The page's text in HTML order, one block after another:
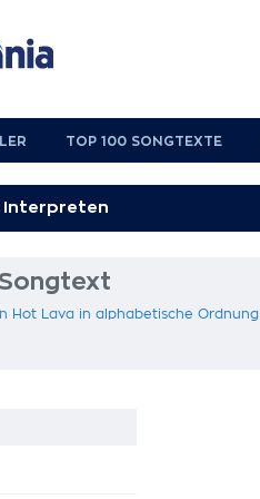
TOP 100 SONGTEXTE
Hot Lava in alphabetische Ordnung